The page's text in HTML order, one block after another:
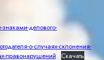
делового-
о-случаях-склонения-
правонарушений
Скачать